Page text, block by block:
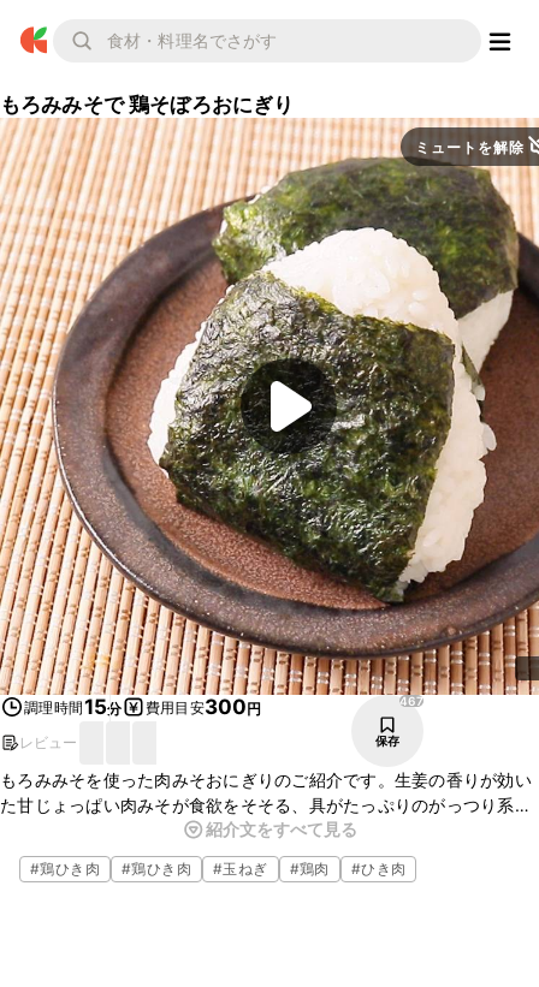
もろみみそで 鶏そぼろおにぎり
ミュートを解除
調理時間15分 費用目安300円
レビュー
467
保存
もろみみそを使った肉みそおにぎりのご紹介です。生姜の香りが効い
た甘じょっぱい肉みそが食欲をそそる、具がたっぷりのがっつり系お
にぎりです。朝ごはんやおやつ、夜食にもおすすめですよ。ぜひ試し
てみてくださいね。
紹介文をすべて見る
#鶏ひき肉 #鶏ひき肉 #玉ねぎ #鶏肉 #ひき肉